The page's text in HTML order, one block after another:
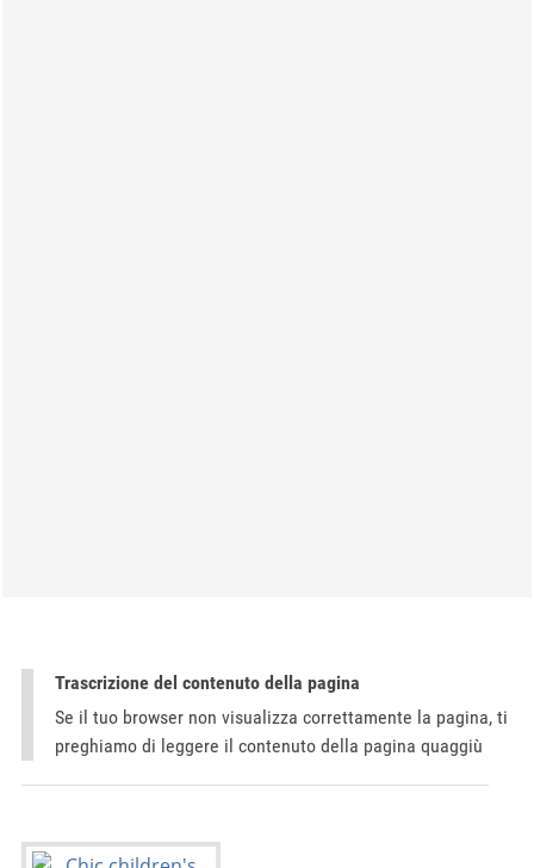
Trascrizione del contenuto della pagina
Se il tuo browser non visualizza correttamente la pagina, ti
preghiamo di leggere il contenuto della pagina quaggiù